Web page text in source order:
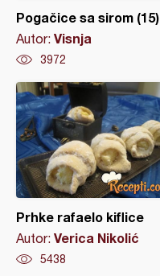
Pogačice sa sirom (15)
Autor: Visnja
3972
Prhke rafaelo kiflice
Autor: Verica Nikolić
5438